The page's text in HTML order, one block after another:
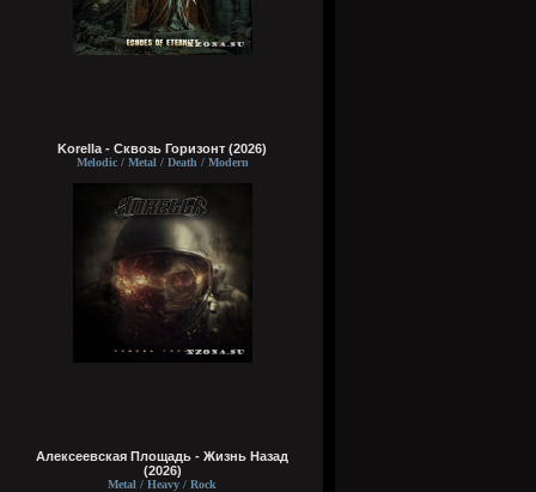
Korella - Сквозь Горизонт (2026)
Melodic / Metal / Death / Modern
Алексеевская Площадь - Жизнь Назад
(2026)
Metal / Heavy / Rock